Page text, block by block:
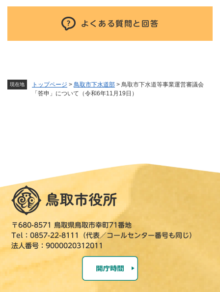
現在地 トップページ > 鳥取市下水道部 > 鳥取市下水道等事業運営審議会
「答申」について（令和6年11月19日）
よくある質問と回答
〒680-8571 鳥取県鳥取市幸町71番地
Tel：0857-22-8111（代表／コールセンター番号も同じ）
法人番号：9000020312011